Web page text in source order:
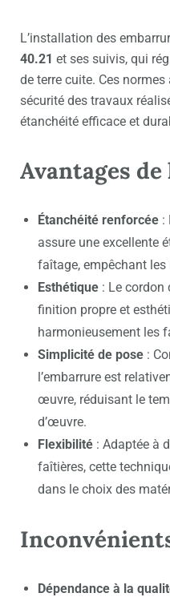
L’installation des
40.21 et ses suivis, qui
de terre cuite. Ces
sécurité des travaux
étanchéité efficace et
Avantages de
Étanchéité renforcée :
assure une excellente
faîtage, empêchant les
Esthétique : Le cordon
finition propre et
harmonieusement les
Simplicité de pose :
l’embarrure est
œuvre, réduisant le
d’œuvre.
Flexibilité : Adaptée à
faîtières, cette
dans le choix des
Dépendance à la